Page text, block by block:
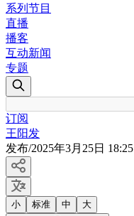
系列节目
直播
播客
互动新闻
专题
订阅
王阳发
发布/2025年3月25日 18:25
小 标准 中 大